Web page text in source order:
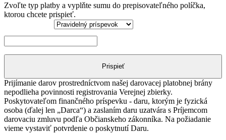
Zvoľte typ platby a vyplňte sumu do prepisovateľného políčka,
ktorou chcete prispieť.
množstvo
Prispieť
Prijímanie darov prostredníctvom našej darovacej platobnej brány
nepodlieha povinnosti registrovania Verejnej zbierky.
Poskytovateľom finančného príspevku - daru, ktorým je fyzická
osoba (ďalej len „Darca“) a zaslaním daru uzatvára s Príjemcom
darovaciu zmluvu podľa Občianskeho zákonníka. Na požiadanie
vieme vystaviť potvrdenie o poskytnutí Daru.